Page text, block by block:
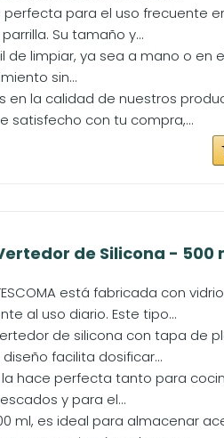
para el uso frecuente
Su tamaño y...
limpiar, ya sea a mano o en
sin...
en la calidad de nuestros
satisfecho con tu compra,...
de Silicona - 500
TESCOMA está fabricada con
al uso diario. Este tipo...
vertedor de silicona con tapa
facilita dosificar...
la hace perfecta tanto para
y para el...
ml, es ideal para almacenar